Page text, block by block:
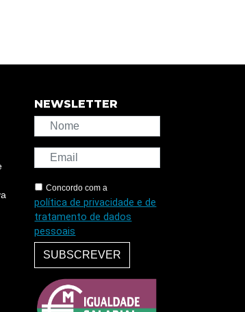
NEWSLETTER
Concordo com a
política de privacidade e de
tratamento de dados
pessoais
SUBSCREVER